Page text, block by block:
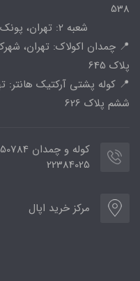
538
شعبه 2: تهران، پونک، همیلا سنتر، طبقه اول 143
📍 چمدان اکولاک: تهران،
پلاک 645
📍 کوله پشتی آرکتیک هانتر:
ششم پلاک 626
22384025
مرکز خرید اپال